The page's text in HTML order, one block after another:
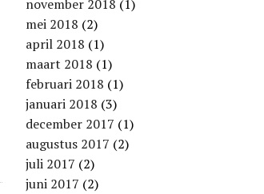
november 2018 (1)
mei 2018 (2)
april 2018 (1)
maart 2018 (1)
februari 2018 (1)
januari 2018 (3)
december 2017 (1)
augustus 2017 (2)
juli 2017 (2)
juni 2017 (2)